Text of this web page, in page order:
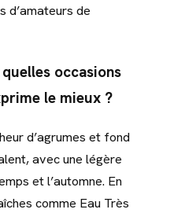
d’amateurs de
occasions
le mieux ?
d’agrumes et fond
avec une légère
et l’automne. En
comme Eau Très